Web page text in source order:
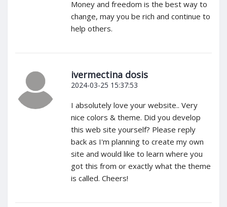
Money and freedom is the best way to
change, may you be rich and continue to
help others.
ivermectina dosis
2024-03-25 15:37:53
I absolutely love your website.. Very
nice colors & theme. Did you develop
this web site yourself? Please reply
back as I'm planning to create my own
site and would like to learn where you
got this from or exactly what the theme
is called. Cheers!